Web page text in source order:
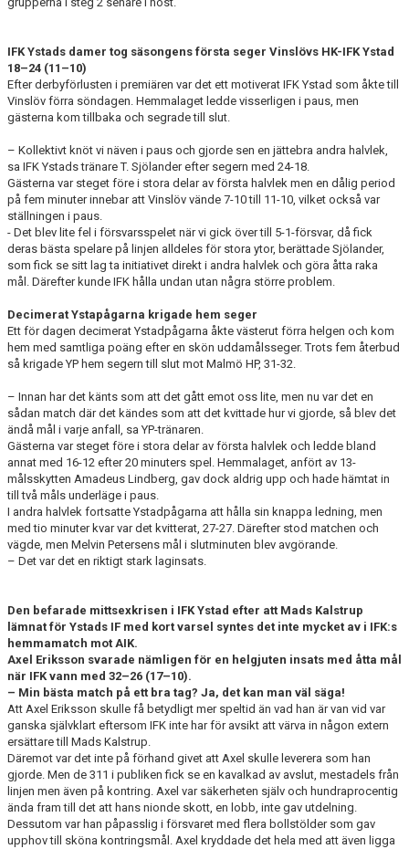
IFK Ystads damer tog säsongens första seger Vinslövs HK-IFK Ystad
18–24 (11–10)
Efter derbyförlusten i premiären var det ett motiverat IFK Ystad som åkte till
Vinslöv förra söndagen. Hemmalaget ledde visserligen i paus, men
gästerna kom tillbaka och segrade till slut.
– Kollektivt knöt vi näven i paus och gjorde sen en jättebra andra halvlek,
sa IFK Ystads tränare T. Sjölander efter segern med 24-18.
Gästerna var steget före i stora delar av första halvlek men en dålig period
på fem minuter innebar att Vinslöv vände 7-10 till 11-10, vilket också var
ställningen i paus.
- Det blev lite fel i försvarsspelet när vi gick över till 5-1-försvar, då fick
deras bästa spelare på linjen alldeles för stora ytor, berättade Sjölander,
som fick se sitt lag ta initiativet direkt i andra halvlek och göra åtta raka
mål. Därefter kunde IFK hålla undan utan några större problem.
Decimerat Ystapågarna krigade hem seger
Ett för dagen decimerat Ystadpågarna åkte västerut förra helgen och kom
hem med samtliga poäng efter en skön uddamålsseger. Trots fem återbud
så krigade YP hem segern till slut mot Malmö HP, 31-32.
– Innan har det känts som att det gått emot oss lite, men nu var det en
sådan match där det kändes som att det kvittade hur vi gjorde, så blev det
ändå mål i varje anfall, sa YP-tränaren.
Gästerna var steget före i stora delar av första halvlek och ledde bland
annat med 16-12 efter 20 minuters spel. Hemmalaget, anfört av 13-
målsskytten Amadeus Lindberg, gav dock aldrig upp och hade hämtat in
till två måls underläge i paus.
I andra halvlek fortsatte Ystadpågarna att hålla sin knappa ledning, men
med tio minuter kvar var det kvitterat, 27-27. Därefter stod matchen och
vägde, men Melvin Petersens mål i slutminuten blev avgörande.
– Det var det en riktigt stark laginsats.
Den befarade mittsexkrisen i IFK Ystad efter att Mads Kalstrup
lämnat för Ystads IF med kort varsel syntes det inte mycket av i IFK:s
hemmamatch mot AIK.
Axel Eriksson svarade nämligen för en helgjuten insats med åtta mål
när IFK vann med 32–26 (17–10).
– Min bästa match på ett bra tag? Ja, det kan man väl säga!
Att Axel Eriksson skulle få betydligt mer speltid än vad han är van vid var
ganska självklart eftersom IFK inte har för avsikt att värva in någon extern
ersättare till Mads Kalstrup.
Däremot var det inte på förhand givet att Axel skulle leverera som han
gjorde. Men de 311 i publiken fick se en kavalkad av avslut, mestadels från
linjen men även på kontring. Axel var säkerheten själv och hundraprocentig
ända fram till det att hans nionde skott, en lobb, inte gav utdelning.
Dessutom var han påpasslig i försvaret med flera bollstölder som gav
upphov till sköna kontringsmål. Axel kryddade det hela med att även ligga